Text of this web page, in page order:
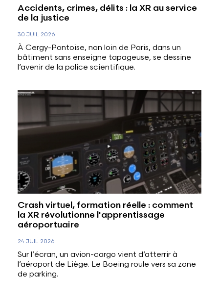
Accidents, crimes, délits : la XR au service
de la justice
30 JUIL 2026
À Cergy-Pontoise, non loin de Paris, dans un
bâtiment sans enseigne tapageuse, se dessine
l’avenir de la police scientifique.
Crash virtuel, formation réelle : comment
la XR révolutionne l'apprentissage
aéroportuaire
24 JUIL 2026
Sur l’écran, un avion-cargo vient d’atterrir à
l’aéroport de Liège. Le Boeing roule vers sa zone
de parking.